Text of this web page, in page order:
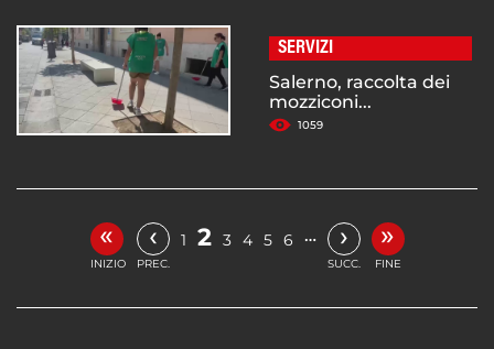
SERVIZI
Salerno, raccolta dei
mozziconi...
1059
«
INIZIO
‹
PREC.
1 2 3 4 5 6 … ›
SUCC.
»
FINE